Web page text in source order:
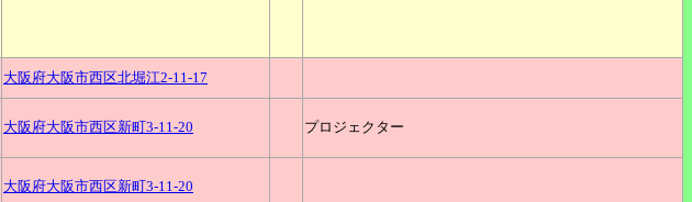
大阪府大阪市西区北堀江2-11-17
大阪府大阪市西区新町3-11-20 プロジェクター
大阪府大阪市西区新町3-11-20